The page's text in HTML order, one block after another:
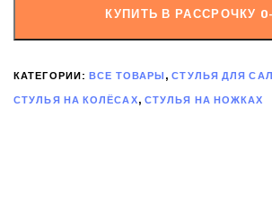
КУПИТЬ В РАССРОЧКУ
КАТЕГОРИИ:ВСЕ ТОВАРЫ ,СТУЛЬЯ ДЛЯ
СТУЛЬЯ НА КОЛЁСАХ, СТУЛЬЯ НА НОЖКАХ